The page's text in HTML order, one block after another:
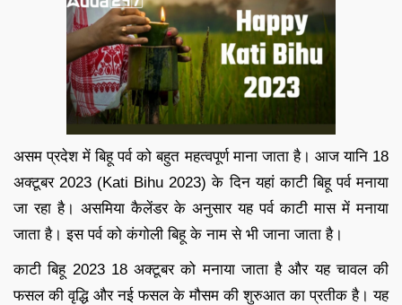
असम प्रदेश में बिहू पर्व को बहुत महत्वपूर्ण माना जाता है। आज यानि 18
अक्टूबर 2023 (Kati Bihu 2023) के दिन यहां काटी बिहू पर्व मनाया
जा रहा है। असमिया कैलेंडर के अनुसार यह पर्व काटी मास में मनाया
जाता है। इस पर्व को कंगोली बिहू के नाम से भी जाना जाता है।
काटी बिहू 2023 18 अक्टूबर को मनाया जाता है और यह चावल की
फसल की वृद्धि और नई फसल के मौसम की शुरुआत का प्रतीक है। यह